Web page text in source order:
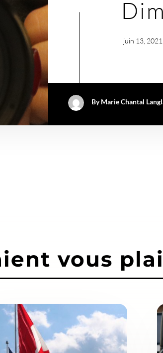
juin 13, 2021
ByMarie Chantal
vous